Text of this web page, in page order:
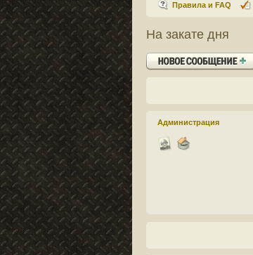
Правила и FAQ
На закате дня
Ответить
Администрация